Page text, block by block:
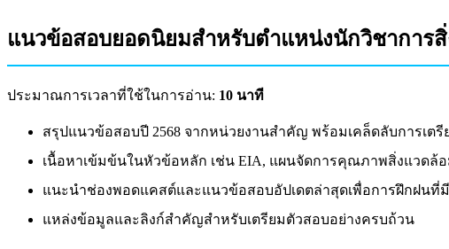
แนวข้อสอบยอดนิยมสำหรับตำแหน่งนักวิชาการสิ่
ประมาณการเวลาที่ใช้ในการอ่าน: 10 นาที
สรุปแนวข้อสอบปี 2568 จากหน่วยงานสำคัญ พร้อมเคล็ดลับการเตรี
เนื้อหาเข้มข้นในหัวข้อหลัก เช่น EIA, แผนจัดการคุณภาพสิ่งแวดล้
แนะนำช่องพอดแคสต์และแนวข้อสอบอัปเดตล่าสุดเพื่อการฝึกฝนที่
แหล่งข้อมูลและลิงก์สำคัญสำหรับเตรียมตัวสอบอย่างครบถ้วน